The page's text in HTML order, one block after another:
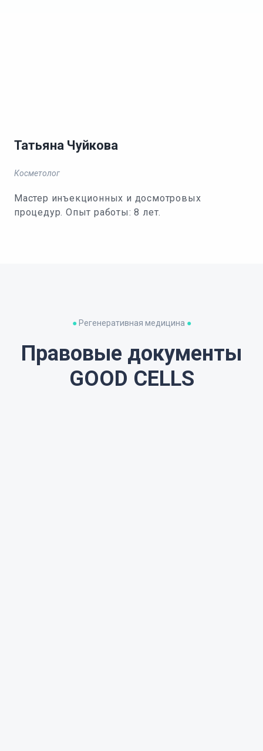
Татьяна Чуйкова
Косметолог
Мастер инъекционных и досмотровых
процедур. Опыт работы: 8 лет.
● Регенеративная медицина ●
Правовые документы
GOOD CELLS